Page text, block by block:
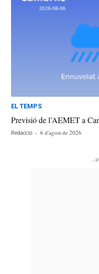
EL TEMPS
Previsió de l’AEMET a
Redacció - 6 d'agost de 2026
-